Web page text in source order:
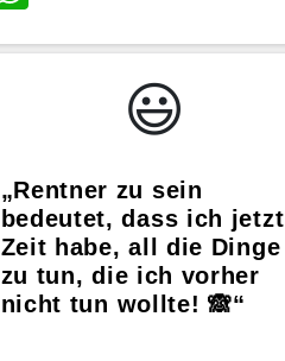
😃️
„Rentner zu sein
bedeutet, dass ich jetzt
Zeit habe, all die Dinge
zu tun, die ich vorher
nicht tun wollte! 🙈“